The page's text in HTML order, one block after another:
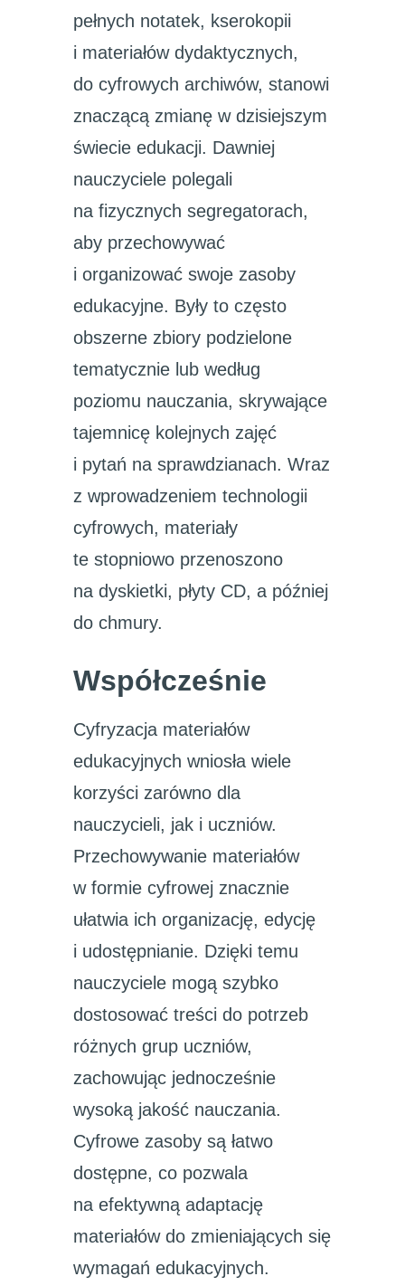
pełnych notatek, kserokopii
i materiałów dydaktycznych,
do cyfrowych archiwów, stanowi
znaczącą zmianę w dzisiejszym
świecie edukacji. Dawniej
nauczyciele polegali
na fizycznych segregatorach,
aby przechowywać
i organizować swoje zasoby
edukacyjne. Były to często
obszerne zbiory podzielone
tematycznie lub według
poziomu nauczania, skrywające
tajemnicę kolejnych zajęć
i pytań na sprawdzianach. Wraz
z wprowadzeniem technologii
cyfrowych, materiały
te stopniowo przenoszono
na dyskietki, płyty CD, a później
do chmury.
Współcześnie
Cyfryzacja materiałów
edukacyjnych wniosła wiele
korzyści zarówno dla
nauczycieli, jak i uczniów.
Przechowywanie materiałów
w formie cyfrowej znacznie
ułatwia ich organizację, edycję
i udostępnianie. Dzięki temu
nauczyciele mogą szybko
dostosować treści do potrzeb
różnych grup uczniów,
zachowując jednocześnie
wysoką jakość nauczania.
Cyfrowe zasoby są łatwo
dostępne, co pozwala
na efektywną adaptację
materiałów do zmieniających się
wymagań edukacyjnych.